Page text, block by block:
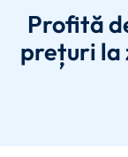
Profită
prețuri la